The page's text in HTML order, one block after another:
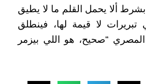
ألا يحمل القلم ما لا يطيق
تبريرات لا قيمة لها، فينطلق
المصري “صحيح، هو اللي بيزمر